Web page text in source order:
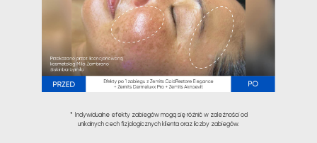
* Indywidualne efekty zabiegów mogą się różnić w zależności od
unikalnych cech fizjologicznych klienta oraz liczby zabiegów.